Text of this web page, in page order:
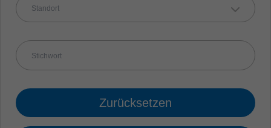
Standort
Zurücksetzen